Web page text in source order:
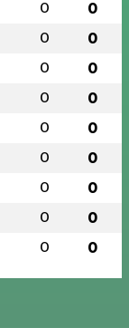
0 0
0 0
0 0
0 0
0 0
0 0
0 0
0 0
0 0